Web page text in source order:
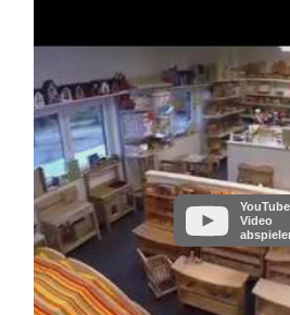
YouTube
Video